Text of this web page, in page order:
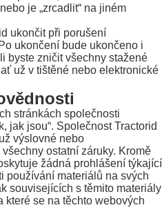
je „zrcadlit“ na jiném
ukončit při porušení
ukončení bude ukončeno i
byste zničit všechny stažené
už v tištěné nebo elektronické
stránkách společnosti
jak jsou“. Společnost Tractorid
výslovné nebo
ostatní záruky. Kromě
žádná prohlášení týkající
používání materiálů na svých
souvisejících s těmito materiály
které se na těchto webových